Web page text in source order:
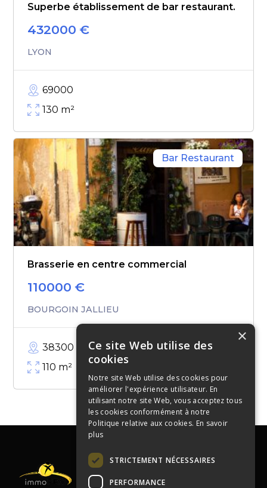
Superbe établissement de bar restaurant.
432000 €
LYON
69000
130 m²
Bar Restaurant
Brasserie en centre commercial
110000 €
BOURGOIN JALLIEU
38300
110 m²
×
Ce site Web utilise des
cookies
Notre site Web utilise des cookies pour
améliorer l'expérience utilisateur. En
utilisant notre site Web, vous acceptez tous
les cookies conformément à notre
Politique relative aux cookies. En savoir
plus
STRICTEMENT NÉCESSAIRES
PERFORMANCE